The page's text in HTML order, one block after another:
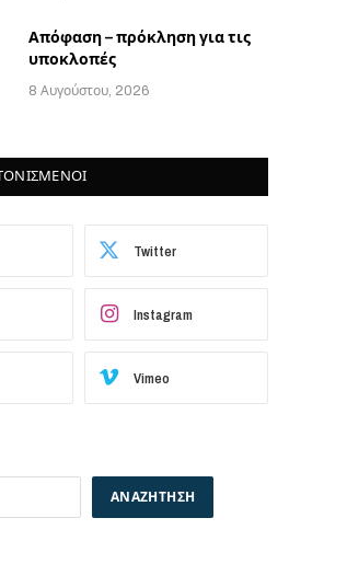
Απόφαση – πρόκληση για τις
υποκλοπές
8 Αυγούστου, 2026
Twitter
Instagram
Vimeo
ΑΝΑΖΉΤΗΣΗ